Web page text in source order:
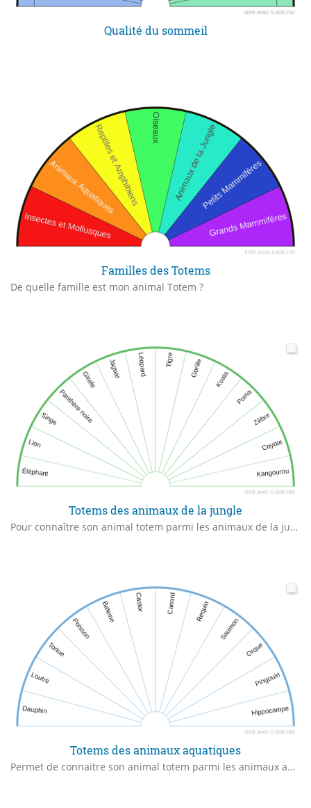
Qualité du sommeil
Familles des Totems
De quelle famille est mon animal Totem ?
Totems des animaux de la jungle
Pour connaître son animal totem parmi les animaux de la jungle
Totems des animaux aquatiques
Permet de connaitre son animal totem parmi les animaux aquatiques